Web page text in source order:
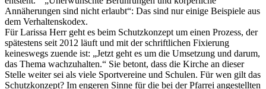
Annäherungen sind nicht erlaubt“: Das sind nur einige Beispiele aus
dem Verhaltenskodex.
Für Larissa Herr geht es beim Schutzkonzept um einen Prozess, der
spätestens seit 2012 läuft und mit der schriftlichen Fixierung
keineswegs zuende ist: „Jetzt geht es um die Umsetzung und darum,
das Thema wachzuhalten.“ Sie betont, dass die Kirche an dieser
Stelle weiter sei als viele Sportvereine und Schulen. Für wen gilt das
Schutzkonzept? Im engeren Sinne für die bei der Pfarrei angestellten